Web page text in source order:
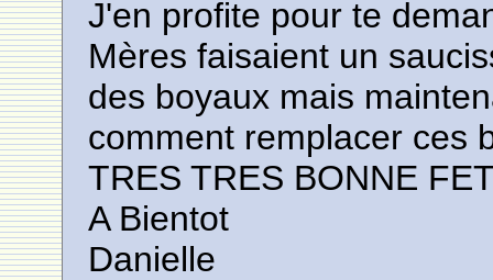
J'en profite pour te
Mères faisaient un
des boyaux mais
comment remplacer ces
TRES TRES BONNE
A Bientot
Danielle